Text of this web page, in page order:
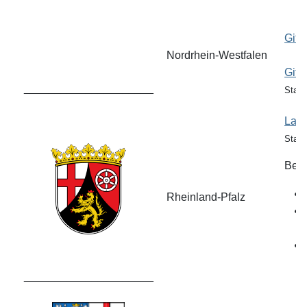
Nordrhein-Westfalen
Rheinland-Pfalz
Bei